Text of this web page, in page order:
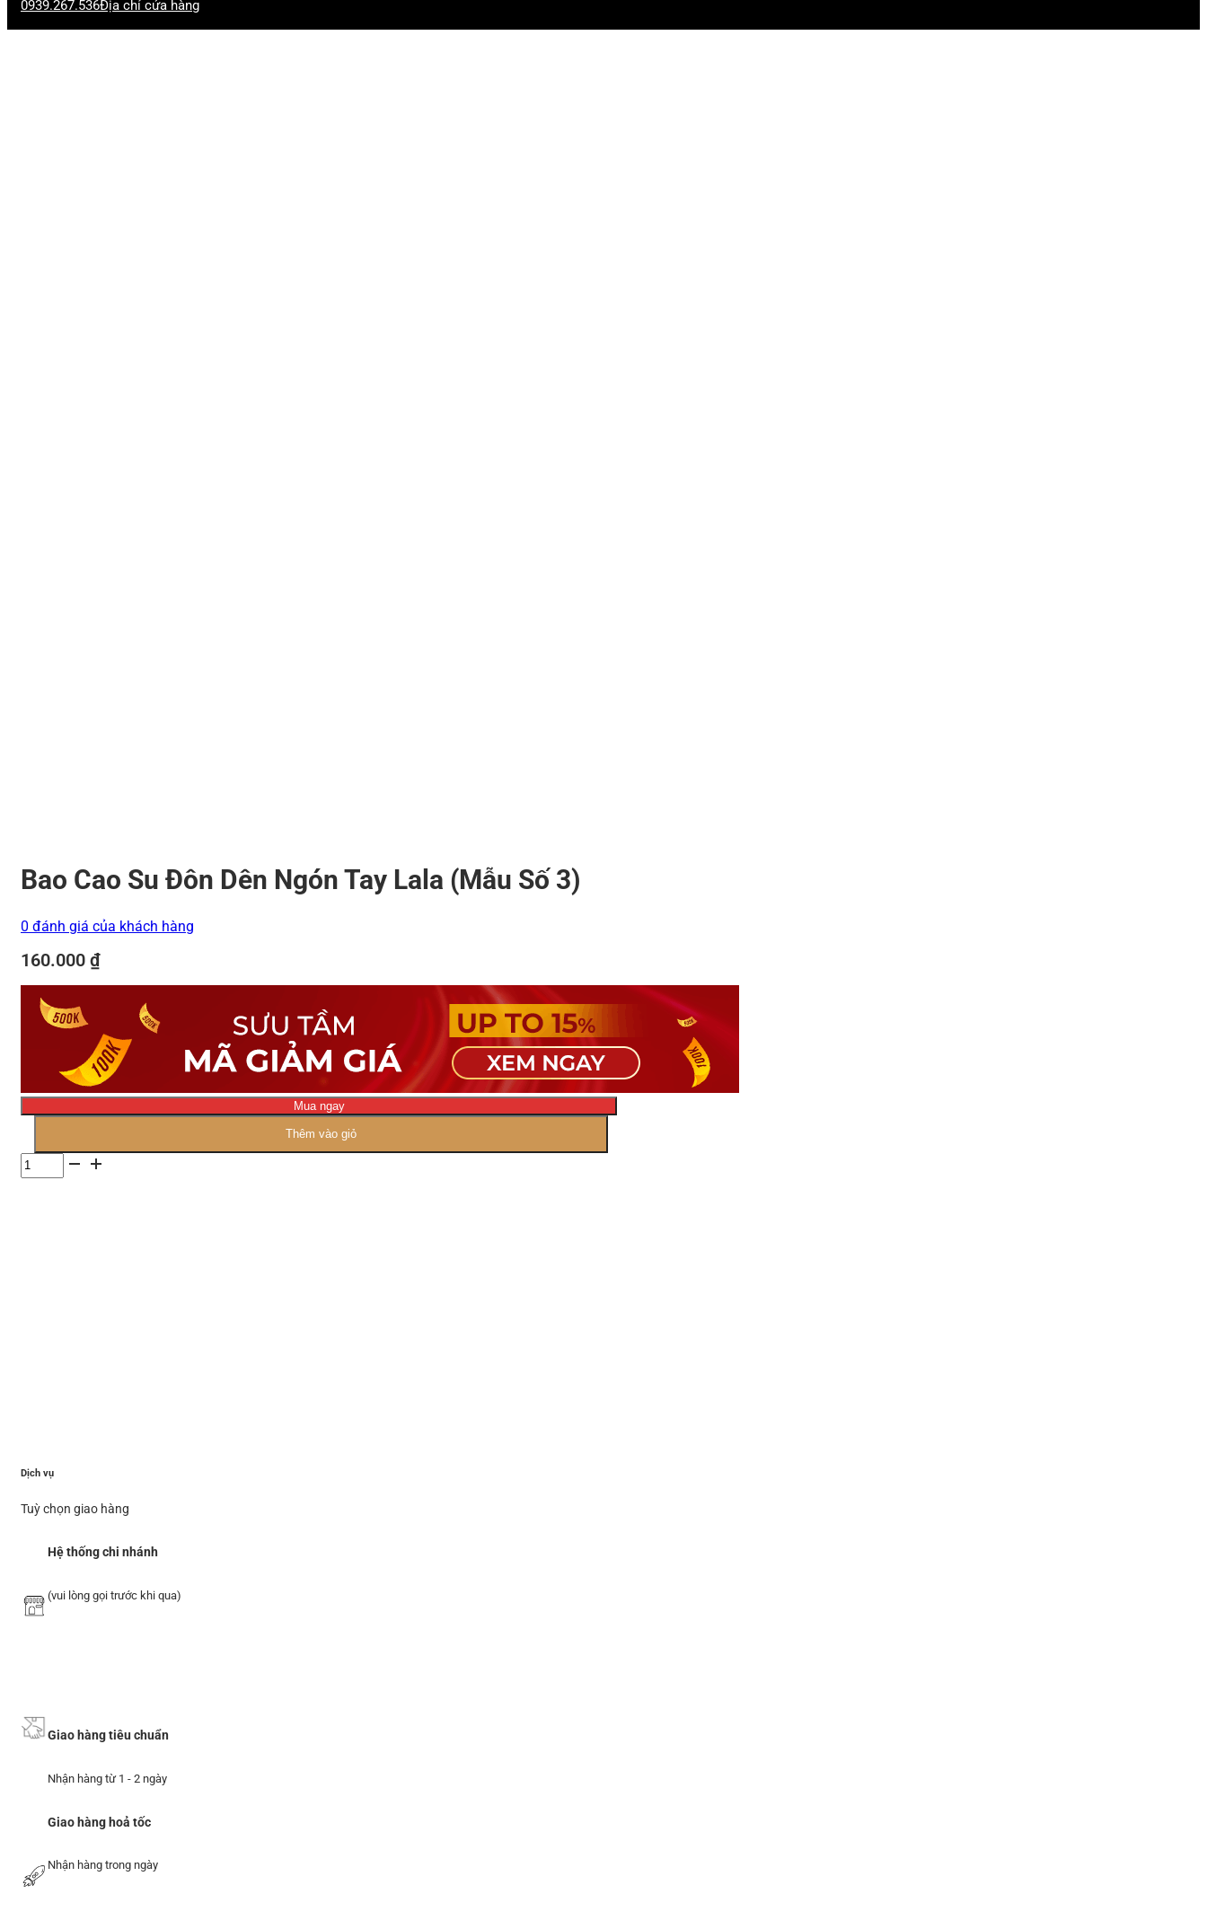
0939.267.536Địa chỉ cửa hàng
Bao Cao Su Đôn Dên Ngón Tay Lala (Mẫu Số 3)
0 đánh giá của khách hàng
160.000 ₫
Số
lượng
Thêm vào giỏ
Mua ngay
Dịch vụ
Tuỳ chọn giao hàng
Hệ thống chi nhánh
(vui lòng gọi trước khi qua)
Giao hàng tiêu chuẩn
Nhận hàng từ 1 - 2 ngày
Giao hàng hoả tốc
Nhận hàng trong ngày